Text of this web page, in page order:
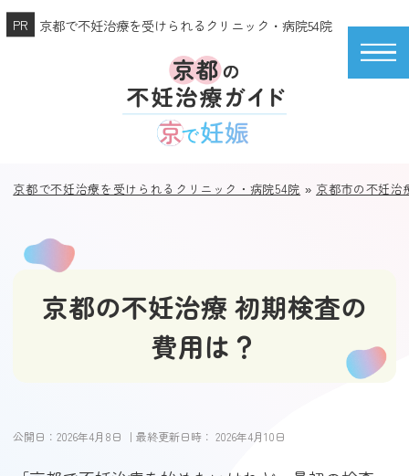
京都で不妊治療を受けられるクリニック・病院54院
京都で不妊治療を受けられるクリニック・病院54院 » 京都市の不妊治
京都の不妊治療 初期検査の
費用は？
公開日：2026年4月8日 ｜最終更新日時：2026年4月10日